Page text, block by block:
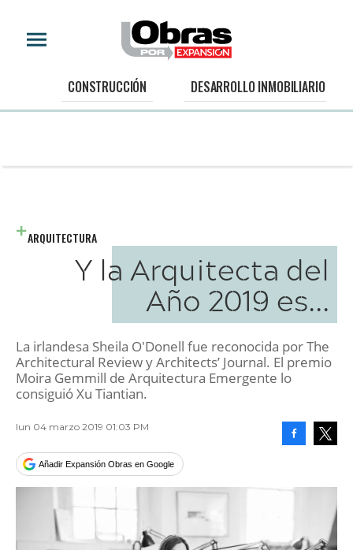
CONSTRUCCIÓN DESARROLLO INMOBILIARIO
ARQUITECTURA
Y la Arquitecta del
Año 2019 es...
La irlandesa Sheila O'Donell fue reconocida por The
Architectural Review y Architects’ Journal. El premio
Moira Gemmill de Arquitectura Emergente lo
consiguió Xu Tiantian.
lun 04 marzo 2019 01:03 PM
Añadir Expansión Obras en Google